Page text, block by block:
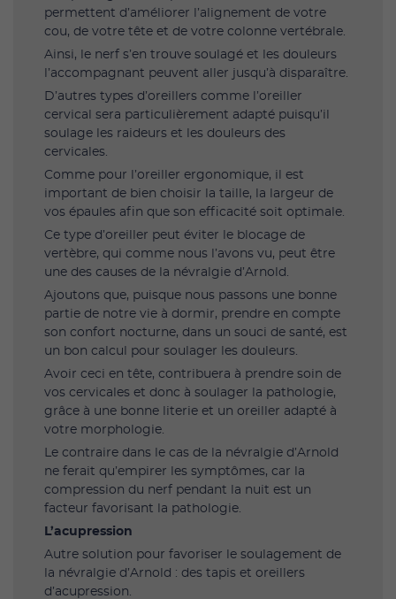
permettent d’améliorer l’alignement de votre
cou, de votre tête et de votre colonne vertébrale.
Ainsi, le nerf s’en trouve soulagé et les douleurs
l’accompagnant peuvent aller jusqu’à disparaître.
D’autres types d’oreillers comme l’oreiller
cervical sera particulièrement adapté puisqu’il
soulage les raideurs et les douleurs des
cervicales.
Comme pour l’oreiller ergonomique, il est
important de bien choisir la taille, la largeur de
vos épaules afin que son efficacité soit optimale.
Ce type d’oreiller peut éviter le blocage de
vertèbre, qui comme nous l’avons vu, peut être
une des causes de la névralgie d’Arnold.
Ajoutons que, puisque nous passons une bonne
partie de notre vie à dormir, prendre en compte
son confort nocturne, dans un souci de santé, est
un bon calcul pour soulager les douleurs.
Avoir ceci en tête, contribuera à prendre soin de
vos cervicales et donc à soulager la pathologie,
grâce à une bonne literie et un oreiller adapté à
votre morphologie.
Le contraire dans le cas de la névralgie d’Arnold
ne ferait qu’empirer les symptômes, car la
compression du nerf pendant la nuit est un
facteur favorisant la pathologie.
L’acupression
Autre solution pour favoriser le soulagement de
la névralgie d’Arnold : des tapis et oreillers
d’acupression.